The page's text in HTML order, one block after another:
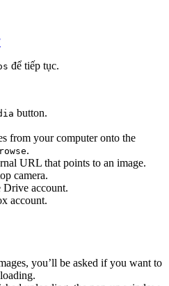
để tiếp tục.
button.
from your computer onto the
.
URL that points to an image.
camera.
account.
account.
you’ll be asked if you want to